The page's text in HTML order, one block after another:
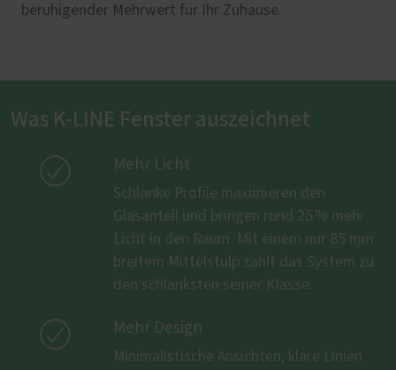
beruhigender Mehrwert für Ihr Zuhause.
Was K-LINE Fenster auszeichnet
 Mehr Licht
Schlanke Profile maximieren den
Glasanteil und bringen rund 25 % mehr
Licht in den Raum. Mit einem nur 85 mm
breitem Mittelstulp zählt das System zu
den schlanksten seiner Klasse.
 Mehr Design
Minimalistische Ansichten, klare Linien